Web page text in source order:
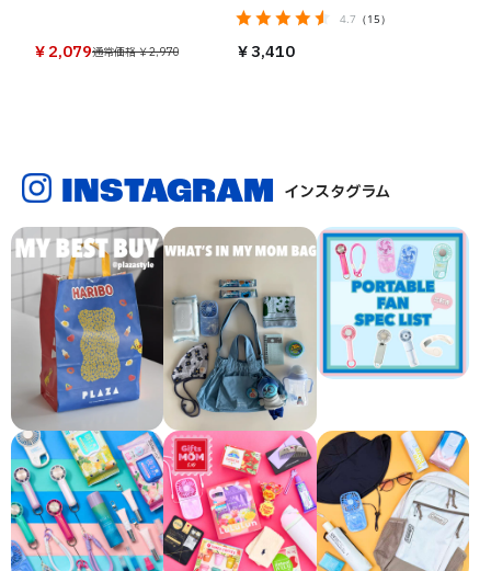
￥2,079通常価格 ￥2,970
4.7 （15）
￥3,410
INSTAGRAM インスタグラム